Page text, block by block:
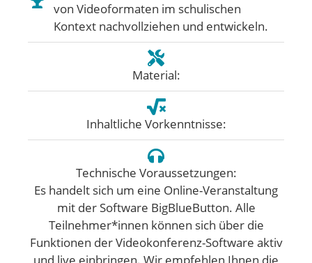
von Videoformaten im schulischen
Kontext nachvollziehen und entwickeln.
Material:
Inhaltliche Vorkenntnisse:
Technische Voraussetzungen:
Es handelt sich um eine Online-Veranstaltung
mit der Software BigBlueButton. Alle
Teilnehmer*innen können sich über die
Funktionen der Videokonferenz-Software aktiv